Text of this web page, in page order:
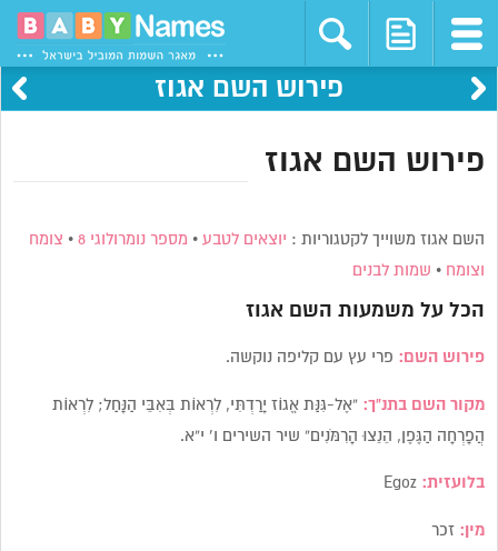
פירוש השם אגוז
פירוש השם אגוז
השם אגוז משוייך לקטגוריות : יוצאים לטבע • מספר נומרולוגי 8 • צומח
וצומח • שמות לבנים
הכל על משמעות השם אגוז
פירוש השם: פרי עץ עם קליפה נוקשה.
מקור השם בתנ”ך:“אֶל-גִּנַּת אֱגוֹז יָרַדְתִּי, לִרְאוֹת בְּאִבֵּי הַנָּחַל; לִרְאוֹת
הֲפָרְחָה הַגֶּפֶן, הֵנֵצוּ הָרִמֹּנִים” שיר השירים ו’ י”א.
בלועזית: Egoz
מין: זכר